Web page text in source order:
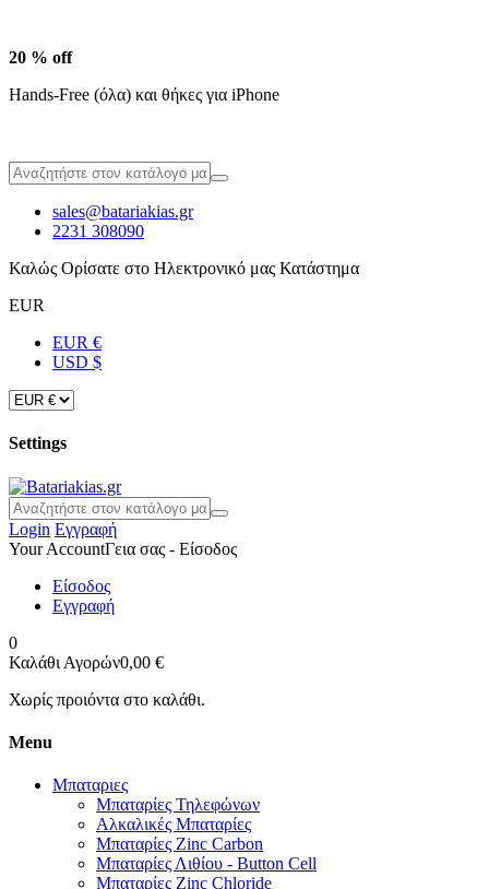
20 % off
Hands-Free (όλα) και θήκες για iPhone
sales@batariakias.gr
2231 308090
Καλώς Ορίσατε στο Ηλεκτρονικό μας Κατάστημα
EUR
EUR €
USD $
Settings
Login Εγγραφή
Your AccountΓεια σας - Είσοδος
Είσοδος
Εγγραφή
0
Καλάθι Αγορών0,00 €
Χωρίς προιόντα στο καλάθι.
Menu
Μπαταριες
Μπαταρίες Τηλεφώνων
Αλκαλικές Μπαταρίες
Μπαταρίες Zinc Carbon
Μπαταρίες Λιθίου - Button Cell
Μπαταρίες Zinc Chloride